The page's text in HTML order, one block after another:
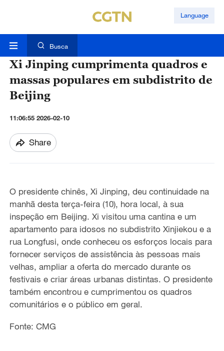
Language
Busca
Xi Jinping cumprimenta quadros e
massas populares em subdistrito de
Beijing
11:06:55 2026-02-10
Share
O presidente chinês, Xi Jinping, deu continuidade na
manhã desta terça-feira (10), hora local, àsua
inspeção em Beijing. Xi visitou uma cantina e um
apartamento para idosos no subdistrito Xinjiekou e a
rua Longfusi, onde conheceu os esforços locais para
fornecer serviços de assistência às pessoas mais
velhas, ampliar a oferta do mercado durante os
festivais e criar áreas urbanas distintas. O presidente
também encontrou e cumprimentou os quadros
comunitários e o público em geral.
Fonte: CMG